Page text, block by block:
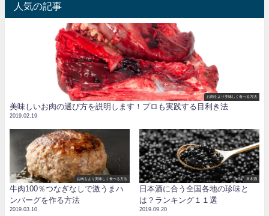
人気の記事
お肉をより美味しく食べる方法
美味しいお肉の選び方を説明します！プロも実践する目利き法
2019.02.19
お肉をより美味しく食べる方法
牛肉100％つなぎなしで激うまハ
ンバーグを作る方法
2019.03.10
日本酒
日本酒に合う全国各地の珍味と
は？ランキング１１選
2019.09.20